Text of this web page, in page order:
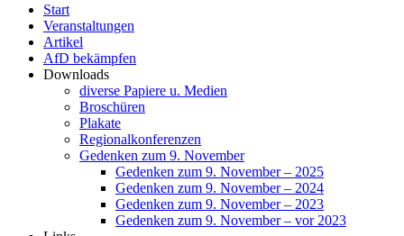
Start
Veranstaltungen
Artikel
AfD bekämpfen
Downloads
diverse Papiere u. Medien
Broschüren
Plakate
Regionalkonferenzen
Gedenken zum 9. November
Gedenken zum 9. November – 2025
Gedenken zum 9. November – 2024
Gedenken zum 9. November – 2023
Gedenken zum 9. November – vor 2023